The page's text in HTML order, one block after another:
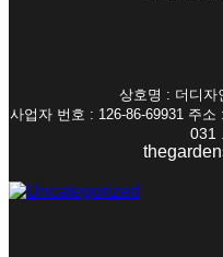
상호명 : 더디자
사업자 번호 : 126-86-69931 주
031